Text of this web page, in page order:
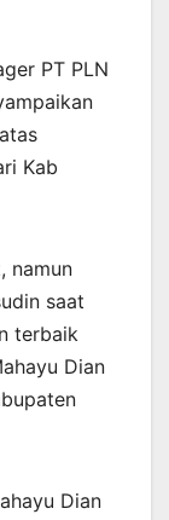
PT PLN
Kab
namun
saat
terbaik
Dian
Dian